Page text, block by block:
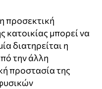
προσεκτική
μπορεί να
διατηρείται η
την άλλη
προστασία της